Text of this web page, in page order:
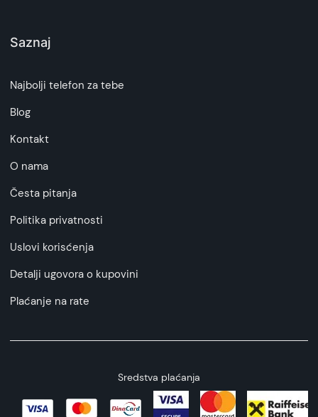
Saznaj
Najbolji telefon za tebe
Blog
Kontakt
O nama
Česta pitanja
Politika privatnosti
Uslovi korisćenja
Detalji ugovora o kupovini
Plaćanje na rate
Sredstva plaćanja